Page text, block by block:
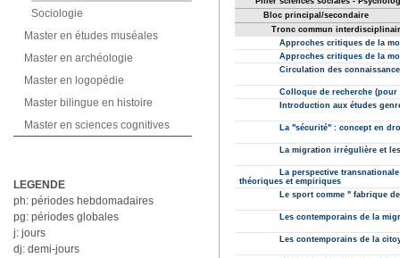
Sociologie
Master en études muséales
Master en archéologie
Master en logopédie
Master bilingue en histoire
Master en sciences cognitives
LEGENDE
ph: périodes hebdomadaires
pg: périodes globales
j: jours
dj: demi-jours